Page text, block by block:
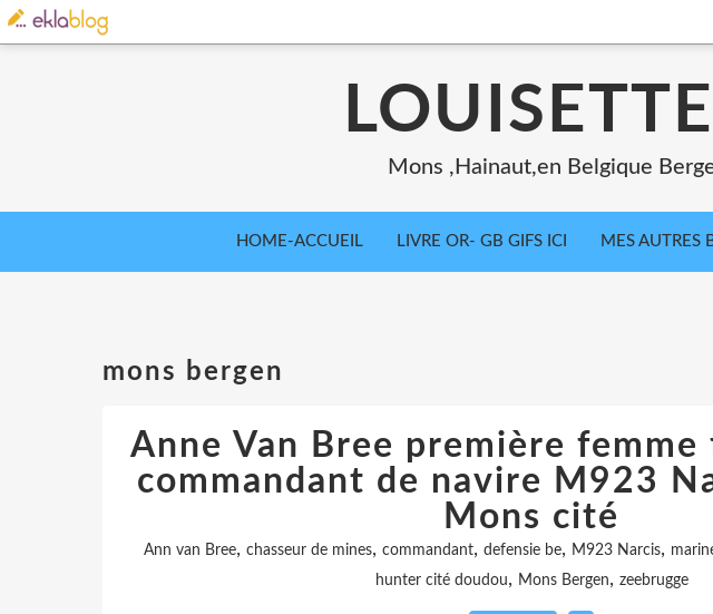
Mons ,Hainaut,en Belgique
HOME-ACCUEIL LIVRE OR- GB GIFS ICI MES AUTRES
mons bergen
Anne Van Bree première femme
commandant de navire M923
Mons cité
Ann van Bree, chasseur de mines, commandant, defensie be, M923 Narcis,
hunter cité doudou, Mons Bergen, zeebrugge